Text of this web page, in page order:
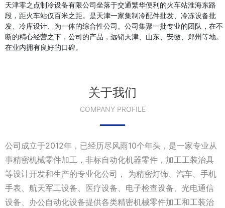
天津零之点制冷设备有限公司坐落于交通繁华便利的火车站淮海东路
段，距火车站仅百米之距。是天津一家集制冷配件批发、冷冻设备批
发、冷库设计、为一体的综合性公司。公司集聚一批专业的团队，在不
断的精心经营之下，公司的产品，远销天津、山东、安徽、郑州等地。
在业内拥有良好的口碑。
关于我们
COMPANY PROFILE
公司成立于2012年，已经历尽风雨10个年头，是一家专业从
事精密机械零件加工，非标自动化机器零件，加工工装治具
等设计开发和生产的专业化公司， 为精密灯饰、汽车、手机
手表、航天军工设备、医疗设备、电子检查设备、光电通信
设备、办公自动化设备提供各类精密机械零件加工和工装治